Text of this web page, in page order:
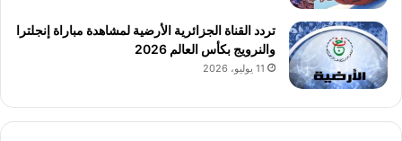
تردد القناة الجزائرية الأرضية لمشاهدة مباراة إنجلترا
والنرويج بكأس العالم 2026
11 يوليو، 2026